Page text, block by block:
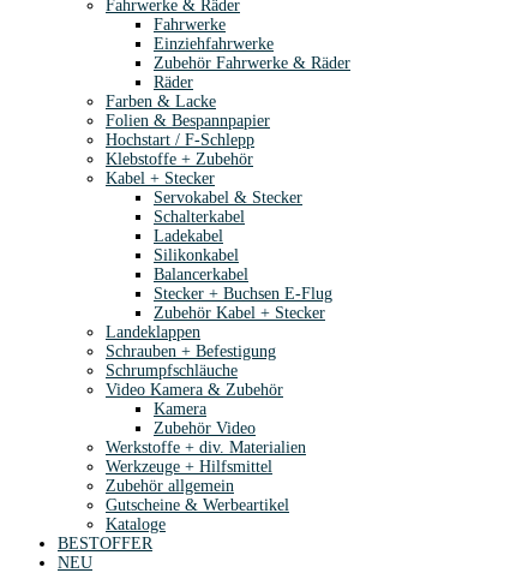
Fahrwerke & Räder
Fahrwerke
Einziehfahrwerke
Zubehör Fahrwerke & Räder
Räder
Farben & Lacke
Folien & Bespannpapier
Hochstart / F-Schlepp
Klebstoffe + Zubehör
Kabel + Stecker
Servokabel & Stecker
Schalterkabel
Ladekabel
Silikonkabel
Balancerkabel
Stecker + Buchsen E-Flug
Zubehör Kabel + Stecker
Landeklappen
Schrauben + Befestigung
Schrumpfschläuche
Video Kamera & Zubehör
Kamera
Zubehör Video
Werkstoffe + div. Materialien
Werkzeuge + Hilfsmittel
Zubehör allgemein
Gutscheine & Werbeartikel
Kataloge
BESTOFFER
NEU